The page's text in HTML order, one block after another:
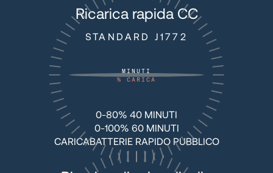
54
55
56
54
55
56
57
Ricarica rapida CC
STANDARD J1772
MINUTI
%CARICA
0-80% 40 MINUTI
0-100% 60 MINUTI
CARICABATTERIE RAPIDO PUBBLICO